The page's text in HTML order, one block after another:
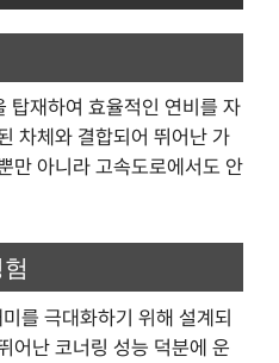
재하여 효율적인 연비를 자
차체와 결합되어 뛰어난 가
만 아니라 고속도로에서도 안
를 극대화하기 위해 설계되
어난 코너링 성능 덕분에 운